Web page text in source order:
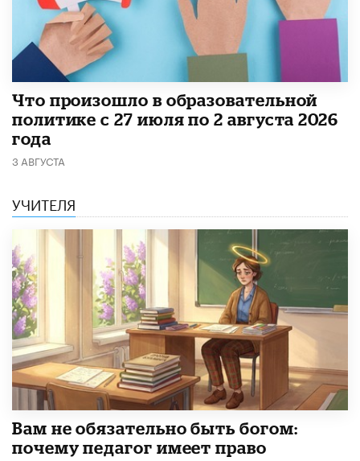
​Что произошло в образовательной
политике с 27 июля по 2 августа 2026
года
3 АВГУСТА
УЧИТЕЛЯ
​Вам не обязательно быть богом:
почему педагог имеет право